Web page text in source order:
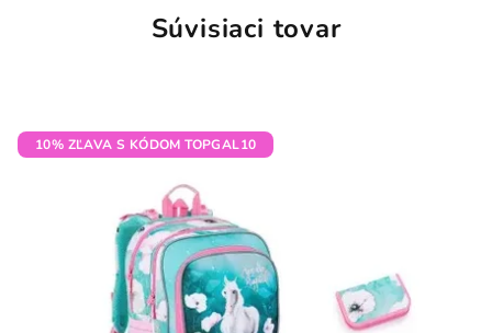
Súvisiaci tovar
10% ZĽAVA S KÓDOM TOPGAL10